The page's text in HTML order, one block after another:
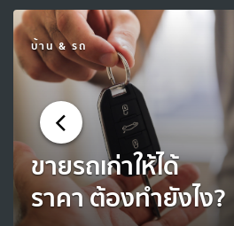
บ้าน & รถ
ขายรถเก่าให้ได้
ราคา ต้องทำยังไง?